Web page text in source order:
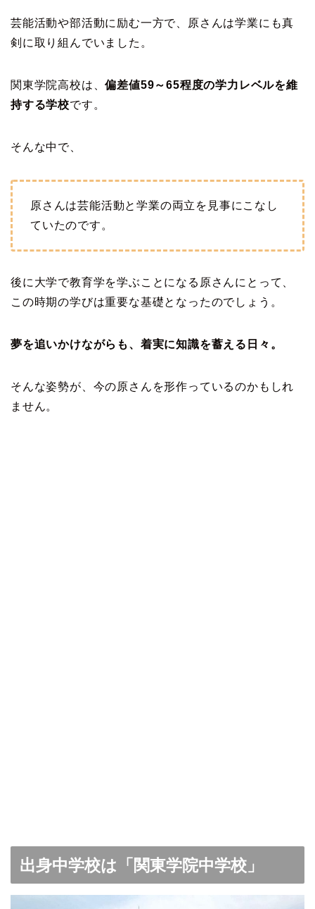
芸能活動や部活動に励む一方で、原さんは学業にも真
剣に取り組んでいました。
関東学院高校は、偏差値59～65程度の学力レベルを維
持する学校です。
そんな中で、
原さんは芸能活動と学業の両立を見事にこなし
ていたのです。
後に大学で教育学を学ぶことになる原さんにとって、
この時期の学びは重要な基礎となったのでしょう。
夢を追いかけながらも、着実に知識を蓄える日々。
そんな姿勢が、今の原さんを形作っているのかもしれ
ません。
出身中学校は「関東学院中学校」